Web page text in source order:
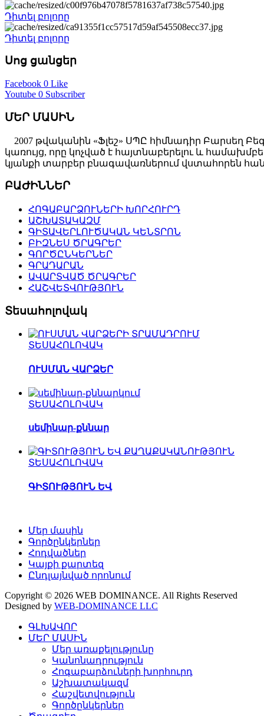
Դիտել բոլորը
Դիտել բոլորը
Սոց ցանցեր
Facebook 0 Like
Youtube 0 Subscriber
ՄԵՐ ՄԱՍԻՆ
2007 թվականին «Ֆլեշ» ՍՊԸ հիմնադիր Բարսեղ
կառույց, որը կոչված է հայտնաբերելու և
կյանքի տարբեր բնագավառներում վստահորեն
ԲԱԺԻՆՆԵՐ
ՀՈԳԱԲԱՐՁՈՒՆԵՐԻ ԽՈՐՀՈՒՐԴ
ԱՇԽԱՏԱԿԱԶՄ
ԳԻՏԱՎԵՐԼՈՒԾԱԿԱՆ ԿԵՆՏՐՈՆ
ԲԻԶՆԵՍ ԾՐԱԳՐԵՐ
ԳՈՐԾԸՆԿԵՐՆԵՐ
ԳՐԱԴԱՐԱՆ
ԱՎԱՐՏՎԱԾ ԾՐԱԳՐԵՐ
ՀԱՇՎԵՏՎՈՒԹՅՈՒՆ
Տեսահոլովակ
ՏԵՍԱՀՈԼՈՎԱԿ
ՈՒՍՄԱՆ ՎԱՐՁԵՐ
ՏԵՍԱՀՈԼՈՎԱԿ
սեմինար-քննար
ՏԵՍԱՀՈԼՈՎԱԿ
ԳԻՏՈՒԹՅՈՒՆ ԵՎ
Մեր մասին
Գործընկերներ
Հոդվածներ
Կայքի քարտեզ
Ընդլայնված որոնում
Copyright © 2026 WEB DOMINANCE. All Rights Reserved
Designed by WEB-DOMINANCE LLC
ԳԼԽԱՎՈՐ
ՄԵՐ ՄԱՍԻՆ
Մեր առաքելությունը
Կանոնադրություն
Հոգաբարձուների խորհուրդ
Աշխատակազմ
Հաշվետվություն
Գործընկերներ